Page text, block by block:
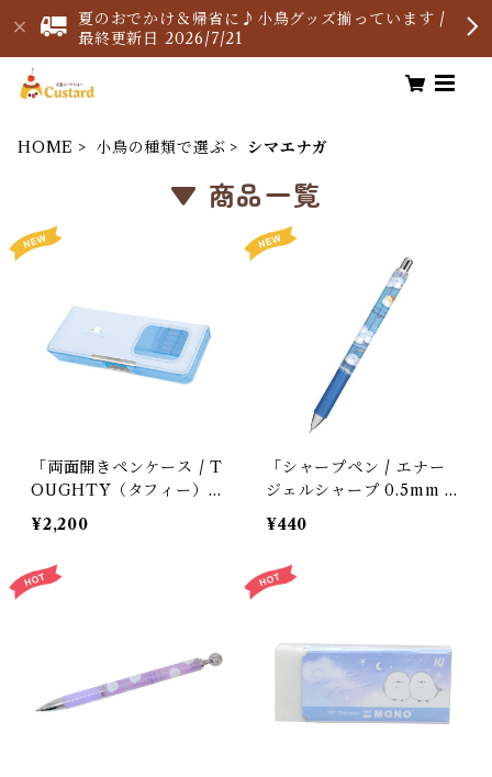
夏のおでかけ＆帰省に♪小鳥グッズ揃っています /
最終更新日 2026/7/21
HOME 小鳥の種類で選ぶ シマエナガ
▼ 商品一覧
「両面開きペンケース / T
OUGHTY（タフィー） /
シマエナガ」窓付き / コ
ンパクト / 筆箱 / カミオ
ジャパン＊ブルー
¥2,200
「シャープペン / エナー
ジェルシャープ 0.5mm /
ずっとシマエナガわらび
餅」シマエナガのシャーペ
ン / ぺんてるコラボ / カ
ミオジャパン＊ブルー
¥440